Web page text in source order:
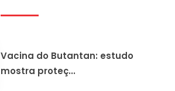
Vacina do Butantan: estudo
mostra proteç...